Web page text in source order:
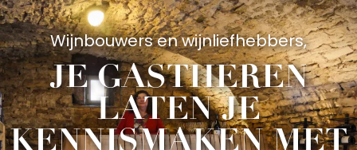
Wijnbouwers en wijnliefhebbers,
JE GASTHEREN
LATEN JE
KENNISMAKEN MET